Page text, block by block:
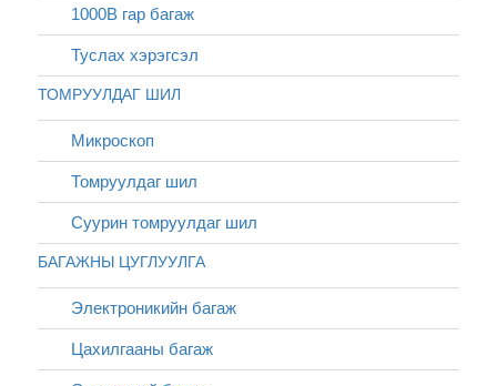
1000В гар багаж
Туслах хэрэгсэл
ТОМРУУЛДАГ ШИЛ
Микроскоп
Томруулдаг шил
Суурин томруулдаг шил
БАГАЖНЫ ЦУГЛУУЛГА
Электроникийн багаж
Цахилгааны багаж